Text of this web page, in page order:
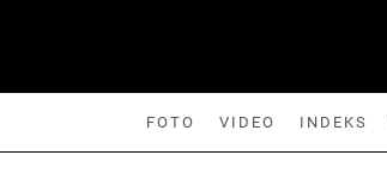
FOTO VIDEO INDEKS